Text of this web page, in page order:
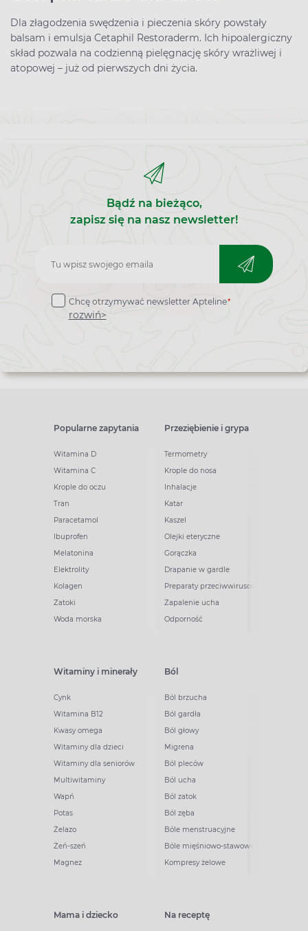
Dla złagodzenia swędzenia i pieczenia skóry powstały
balsam i emulsja Cetaphil Restoraderm. Ich hipoalergiczny
skład pozwala na codzienną pielęgnację skóry wrażliwej i
atopowej – już od pierwszych dni życia.
Bądź na bieżąco,
zapisz się na nasz newsletter!
Zapisz
do
newslettera
Chcę otrzymywać newsletter Apteline*
rozwiń>
Popularne zapytania
Witamina D
Witamina C
Krople do oczu
Tran
Paracetamol
Ibuprofen
Melatonina
Elektrolity
Kolagen
Zatoki
Woda morska
Przeziębienie i grypa
Termometry
Krople do nosa
Inhalacje
Katar
Kaszel
Olejki eteryczne
Gorączka
Drapanie w gardle
Preparaty przeciwwirusowe
Zapalenie ucha
Odporność
Witaminy i minerały
Cynk
Witamina B12
Kwasy omega
Witaminy dla dzieci
Witaminy dla seniorów
Multiwitaminy
Wapń
Potas
Żelazo
Żeń-szeń
Magnez
Ból
Ból brzucha
Ból gardła
Ból głowy
Migrena
Ból pleców
Ból ucha
Ból zatok
Ból zęba
Bóle menstruacyjne
Bóle mięśniowo-stawowe
Kompresy żelowe
Mama i dziecko Na receptę